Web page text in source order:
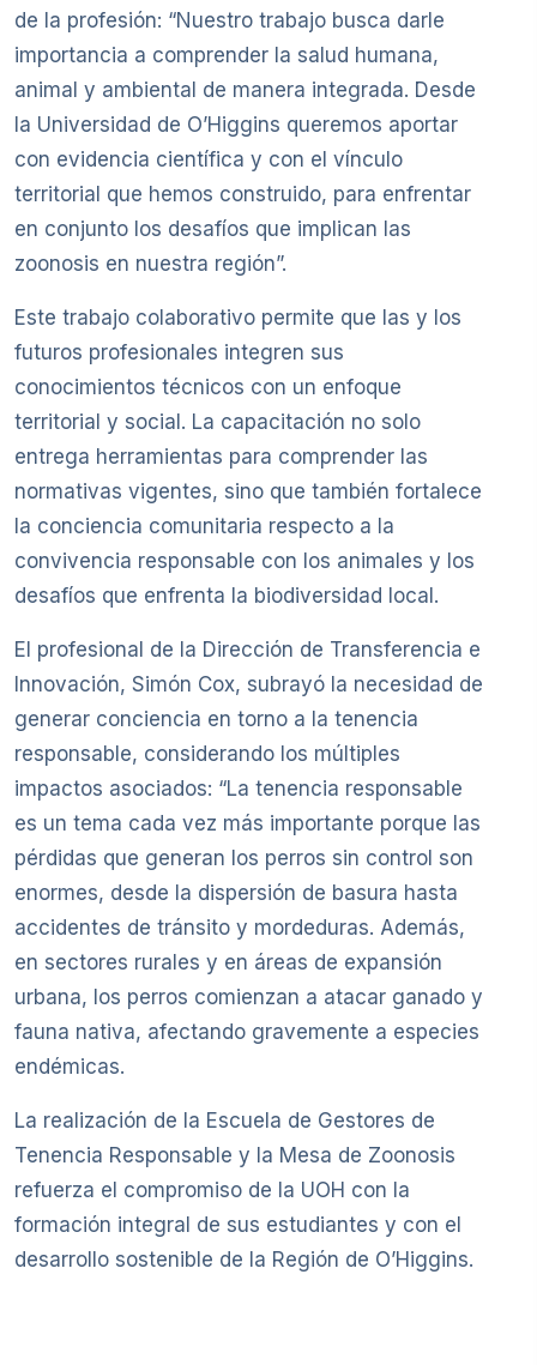
de la profesión: “Nuestro trabajo busca darle
importancia a comprender la salud humana,
animal y ambiental de manera integrada. Desde
la Universidad de O’Higgins queremos aportar
con evidencia científica y con el vínculo
territorial que hemos construido, para enfrentar
en conjunto los desafíos que implican las
zoonosis en nuestra región”.
Este trabajo colaborativo permite que las y los
futuros profesionales integren sus
conocimientos técnicos con un enfoque
territorial y social. La capacitación no solo
entrega herramientas para comprender las
normativas vigentes, sino que también fortalece
la conciencia comunitaria respecto a la
convivencia responsable con los animales y los
desafíos que enfrenta la biodiversidad local.
El profesional de la Dirección de Transferencia e
Innovación, Simón Cox, subrayó la necesidad de
generar conciencia en torno a la tenencia
responsable, considerando los múltiples
impactos asociados: “La tenencia responsable
es un tema cada vez más importante porque las
pérdidas que generan los perros sin control son
enormes, desde la dispersión de basura hasta
accidentes de tránsito y mordeduras. Además,
en sectores rurales y en áreas de expansión
urbana, los perros comienzan a atacar ganado y
fauna nativa, afectando gravemente a especies
endémicas.
La realización de la Escuela de Gestores de
Tenencia Responsable y la Mesa de Zoonosis
refuerza el compromiso de la UOH con la
formación integral de sus estudiantes y con el
desarrollo sostenible de la Región de O’Higgins.